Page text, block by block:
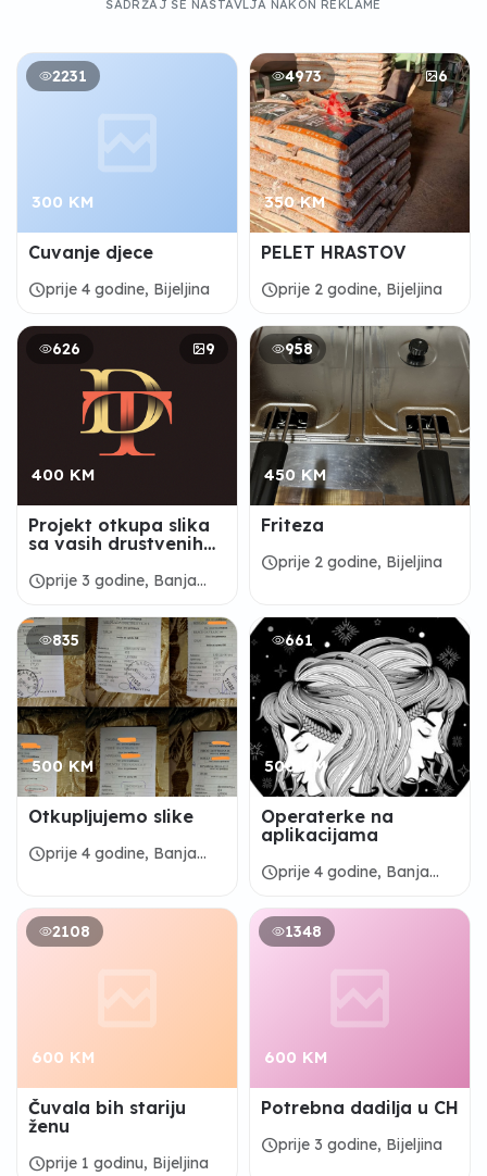
SADRŽAJ SE NASTAVLJA NAKON REKLAME
2231
300 KM
Cuvanje djece
scheduleprije 4 godine, Bijeljina
4973 6
350 KM
PELET HRASTOV
scheduleprije 2 godine, Bijeljina
626 9
400 KM
Projekt otkupa slika
sa vasih drustvenih
scheduleprije 3 godine, Banja
958
450 KM
Friteza
scheduleprije 2 godine, Bijeljina
835
500 KM
Otkupljujemo slike
scheduleprije 4 godine, Banja
661
500 KM
Operaterke na
aplikacijama
scheduleprije 4 godine, Banja
2108
600 KM
Čuvala bih stariju
ženu
scheduleprije 1 godinu, Bijeljina
1348
600 KM
Potrebna dadilja u CH
scheduleprije 3 godine, Bijeljina